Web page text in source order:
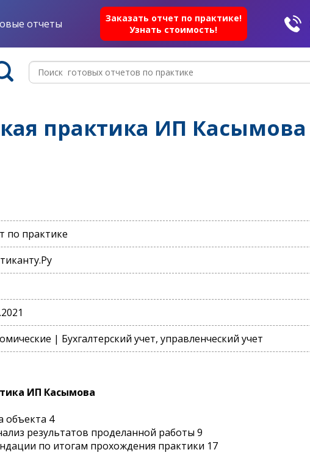
отчеты
Заказать отчет по практике!
Узнать стоимость!
практика ИП Касымова
по практике
| Бухгалтерский учет, управленческий учет
ИП Касымова
объекта 4
результатов проделанной работы 9
по итогам прохождения практики 17